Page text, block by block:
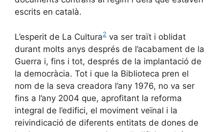
escrits en català.
L’esperit de La Cultura2 va ser traït i oblidat
durant molts anys després de l’acabament de la
Guerra i, fins i tot, després de la implantació de
la democràcia. Tot i que la Biblioteca pren el
nom de la seva creadora l’any 1976, no va ser
fins a l’any 2004 que, aprofitant la reforma
integral de l’edifici, el moviment veïnal i la
reivindicació de diferents entitats de dones de